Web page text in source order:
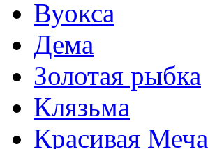
Вуокса
Дема
Золотая рыбка
Клязьма
Красивая Меча